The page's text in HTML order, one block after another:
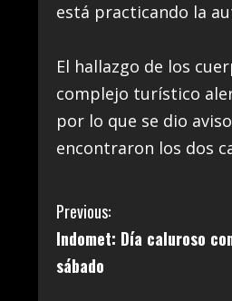
está practicando la
El hallazgo de los
complejo turístico
por lo que se dio
encontraron los dos
C
o
Previous:
Indomet: Día caluroso
sábado